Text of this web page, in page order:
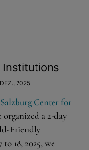
Institutions
2025
Center for
organized a 2-day
Friendly
18, 2025, we